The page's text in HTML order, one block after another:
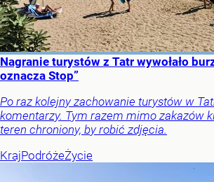
Nagranie turystów z Tatr wywołało
oznacza Stop”
Po raz kolejny zachowanie turystów w
komentarzy. Tym razem mimo zakazów
teren chroniony, by robić zdjęcia.
KrajPodróżeŻycie